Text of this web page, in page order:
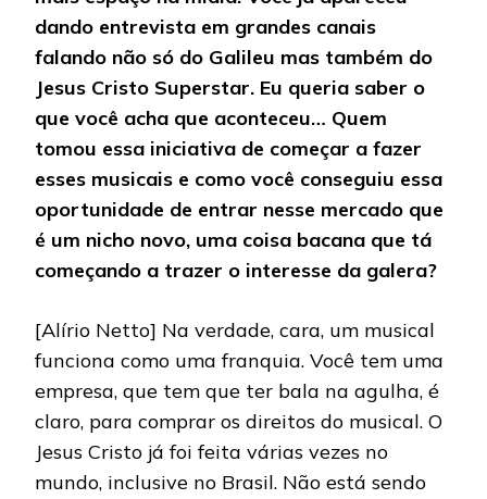
dando entrevista em grandes canais
falando não só do Galileu mas também do
Jesus Cristo Superstar. Eu queria saber o
que você acha que aconteceu… Quem
tomou essa iniciativa de começar a fazer
esses musicais e como você conseguiu essa
oportunidade de entrar nesse mercado que
é um nicho novo, uma coisa bacana que tá
começando a trazer o interesse da galera?
[Alírio Netto] Na verdade, cara, um musical
funciona como uma franquia. Você tem uma
empresa, que tem que ter bala na agulha, é
claro, para comprar os direitos do musical. O
Jesus Cristo já foi feita várias vezes no
mundo, inclusive no Brasil. Não está sendo